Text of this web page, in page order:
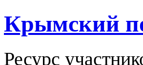
Крымский
Ресурс